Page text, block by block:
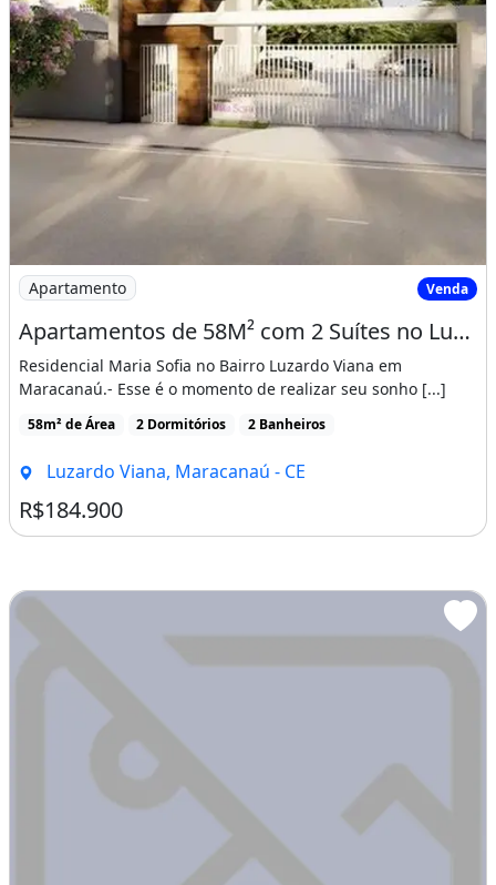
Imagem: Apartamentos de 58M² com 2 Suítes no Luzardo
Apartamento Venda
Apartamentos de 58M² com 2 Suítes no Luzardo Viana, Entrada Facilitada!
Residencial Maria Sofia no Bairro Luzardo Viana em
Maracanaú.- Esse é o momento de realizar seu sonho [...]
58m² de Área 2 Dormitórios 2 Banheiros
Luzardo Viana, Maracanaú - CE
R$184.900